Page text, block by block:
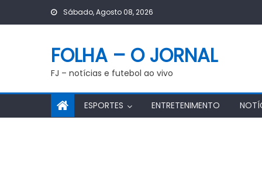
Sábado, Agosto 08, 2026
FOLHA – O JORNAL
FJ – notícias e futebol ao vivo
ESPORTES ENTRETENIMENTO